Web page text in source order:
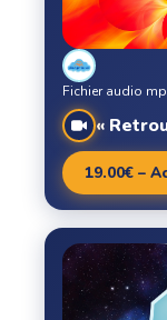
«
Fichier audio
19.00€ –